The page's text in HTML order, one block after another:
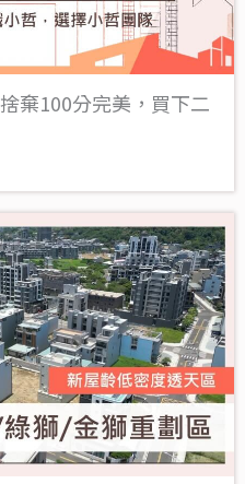
棄100分完美，買下二